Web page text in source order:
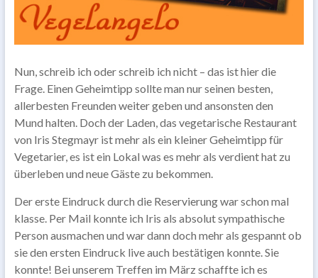
Nun, schreib ich oder schreib ich nicht – das ist hier die
Frage. Einen Geheimtipp sollte man nur seinen besten,
allerbesten Freunden weiter geben und ansonsten den
Mund halten. Doch der Laden, das vegetarische Restaurant
von Iris Stegmayr ist mehr als ein kleiner Geheimtipp für
Vegetarier, es ist ein Lokal was es mehr als verdient hat zu
überleben und neue Gäste zu bekommen.
Der erste Eindruck durch die Reservierung war schon mal
klasse. Per Mail konnte ich Iris als absolut sympathische
Person ausmachen und war dann doch mehr als gespannt ob
sie den ersten Eindruck live auch bestätigen konnte. Sie
konnte! Bei unserem Treffen im März schaffte ich es